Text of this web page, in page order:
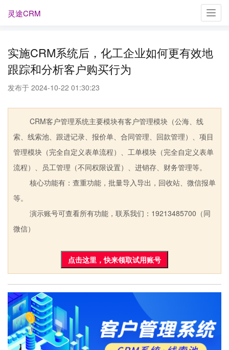
灵途CRM
实施CRM系统后，化工企业如何更有效地
跟踪和分析客户购买行为
发布于 2024-10-22 01:30:23
CRM客户管理系统主要模块有客户管理模块（公海、线
索、线索池、跟进记录、报价单、合同管理、回款管理）、项目
管理模块（完全自定义表单流程）、工单模块（完全自定义表单
流程）、员工管理（不同权限设置）、进销存、财务管理等。
核心功能有：查重功能，批量导入导出，回收站、微信报单
等。
演示账号可查看所有功能，联系我们：19213485700（同
微信）
点击这里，快来领取试用账号